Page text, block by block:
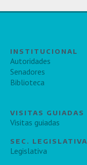
INSTITUCIONAL
Autoridades
Senadores
Biblioteca
VISITAS GUIADAS
Visitas guiadas
SEC. LEGISLATIVA
Legislativa